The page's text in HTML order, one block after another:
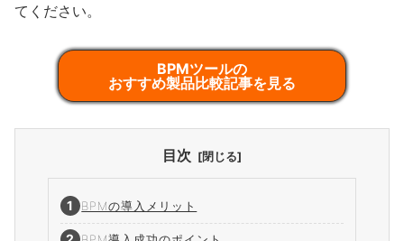
てください。
BPMツールの
おすすめ製品比較記事を見る
目次
BPMの導入メリット